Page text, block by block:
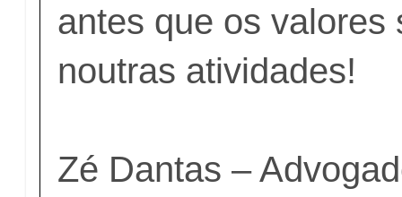
antes que os valores
noutras atividades!
Zé Dantas –